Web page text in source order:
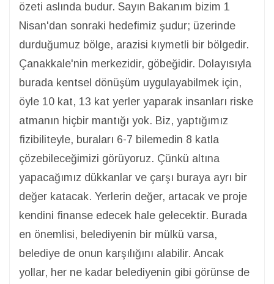
özeti aslında budur. Sayın Bakanım bizim 1
Nisan'dan sonraki hedefimiz şudur; üzerinde
durduğumuz bölge, arazisi kıymetli bir bölgedir.
Çanakkale'nin merkezidir, göbeğidir. Dolayısıyla
burada kentsel dönüşüm uygulayabilmek için,
öyle 10 kat, 13 kat yerler yaparak insanları riske
atmanın hiçbir mantığı yok. Biz, yaptığımız
fizibiliteyle, buraları 6-7 bilemedin 8 katla
çözebileceğimizi görüyoruz. Çünkü altına
yapacağımız dükkanlar ve çarşı buraya ayrı bir
değer katacak. Yerlerin değer, artacak ve proje
kendini finanse edecek hale gelecektir. Burada
en önemlisi, belediyenin bir mülkü varsa,
belediye de onun karşılığını alabilir. Ancak
yollar, her ne kadar belediyenin gibi görünse de